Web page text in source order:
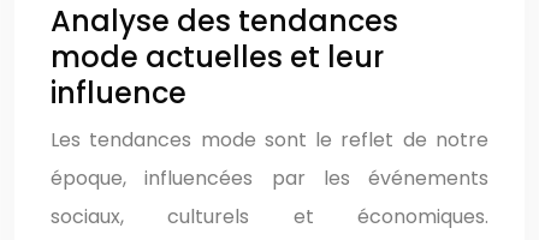
Analyse des tendances
mode actuelles et leur
influence
Les tendances mode sont le reflet de notre
époque, influencées par les événements
sociaux, culturels et économiques.